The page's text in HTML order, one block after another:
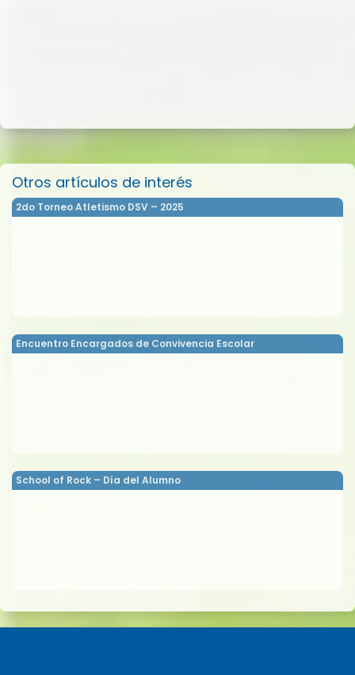
Otros artículos de interés
2do Torneo Atletismo DSV – 2025
Encuentro Encargados de Convivencia Escolar
School of Rock – Día del Alumno